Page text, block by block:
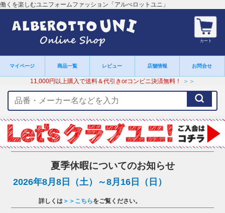
働くを楽しむユニフォームファッション「アルべロットユニ」
カート
マイページ 商品一覧 レビュー 店舗情報 お問合せ
11,000円以上購入で送料＆代引きorコンビニ決済無料！ ＞＞
ー
ワ
ー
ド
夏季休暇についてのお知らせ
2026年8月8日（土）～8月16日（日）
詳しくは ＞＞こちらをご覧ください。